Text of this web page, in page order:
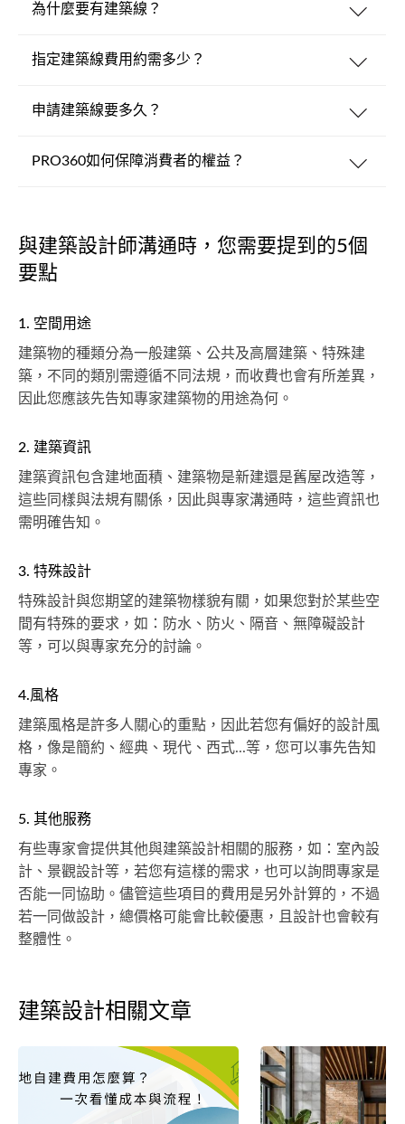
為什麼要有建築線？
指定建築線費用約需多少？
申請建築線要多久？
PRO360如何保障消費者的權益？
與建築設計師溝通時，您需要提到的5個
要點
1. 空間用途
建築物的種類分為一般建築、公共及高層建築、特殊建
築，不同的類別需遵循不同法規，而收費也會有所差異，
因此您應該先告知專家建築物的用途為何。
2. 建築資訊
建築資訊包含建地面積、建築物是新建還是舊屋改造等，
這些同樣與法規有關係，因此與專家溝通時，這些資訊也
需明確告知。
3. 特殊設計
特殊設計與您期望的建築物樣貌有關，如果您對於某些空
間有特殊的要求，如：防水、防火、隔音、無障礙設計
等，可以與專家充分的討論。
4.風格
建築風格是許多人關心的重點，因此若您有偏好的設計風
格，像是簡約、經典、現代、西式...等，您可以事先告知
專家。
5. 其他服務
有些專家會提供其他與建築設計相關的服務，如：室內設
計、景觀設計等，若您有這樣的需求，也可以詢問專家是
否能一同協助。儘管這些項目的費用是另外計算的，不過
若一同做設計，總價格可能會比較優惠，且設計也會較有
整體性。
建築設計相關文章